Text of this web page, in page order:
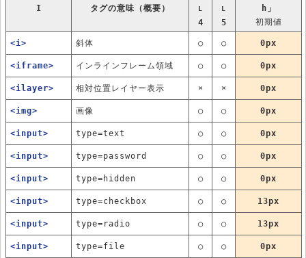
I タグの意味（概要）
L
4
L
5
h」
初期値
<i> 斜体 ○ ○ 0px
<iframe> インラインフレーム領域 ○ ○ 0px
<ilayer> 相対位置レイヤー表示 × × 0px
<img> 画像 ○ ○ 0px
<input> type=text ○ ○ 0px
<input> type=password ○ ○ 0px
<input> type=hidden ○ ○ 0px
<input> type=checkbox ○ ○ 13px
<input> type=radio ○ ○ 13px
<input> type=file ○ ○ 0px